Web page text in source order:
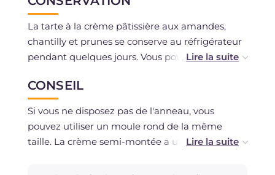
La tarte à la crème pâtissière aux amandes,
chantilly et prunes se conserve au réfrigérateur
pendant quelques jours. Vous pouvez congeler
réfrigérateur si besoin.
La crème peut être préparée à l'avance et
conservée au réfrigérateur dans un récipient
hermétique.
CONSEIL
Si vous ne disposez pas de l'anneau, vous
pouvez utiliser un moule rond de la même
taille. La crème semi-montée a une consistance